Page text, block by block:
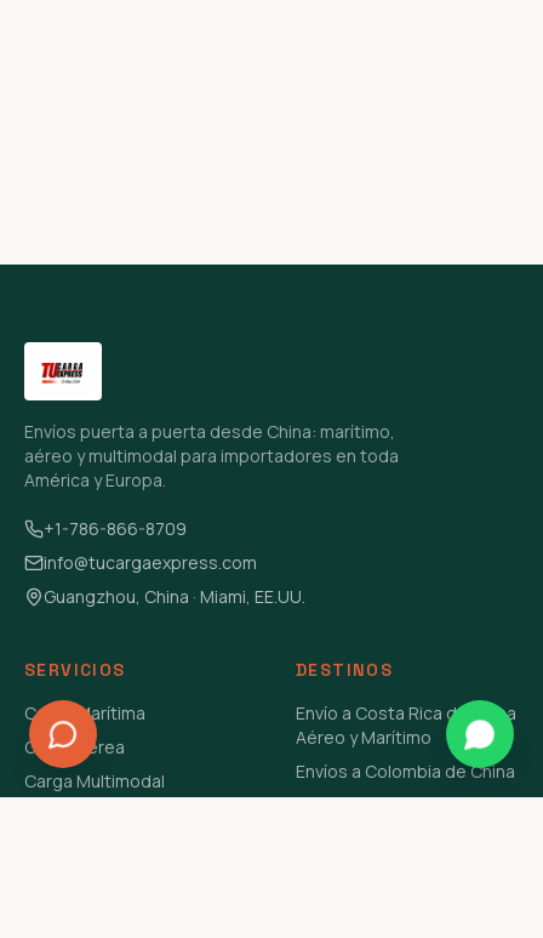
Envíos puerta a puerta desde China: marítimo,
aéreo y multimodal para importadores en toda
América y Europa.
+1-786-866-8709
info@tucargaexpress.com
Guangzhou, China · Miami, EE.UU.
SERVICIOS
Carga Marítima
Carga Aérea
Carga Multimodal
DESTINOS
Envío a Costa Rica de China
Aéreo y Marítimo
Envíos a Colombia de China